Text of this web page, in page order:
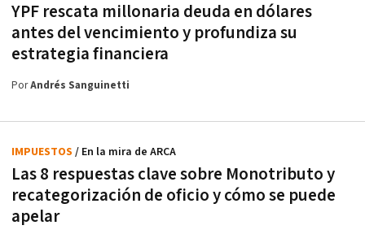
YPF rescata millonaria deuda en dólares
antes del vencimiento y profundiza su
estrategia financiera
PorAndrés Sanguinetti
Las 8 respuestas clave sobre Monotributo y
recategorización de oficio y cómo se puede
apelar
IMPUESTOS / En la mira de ARCA